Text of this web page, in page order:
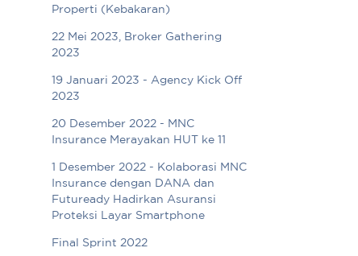
Properti (Kebakaran)
22 Mei 2023, Broker Gathering
2023
19 Januari 2023 - Agency Kick Off
2023
20 Desember 2022 - MNC
Insurance Merayakan HUT ke 11
1 Desember 2022 - Kolaborasi MNC
Insurance dengan DANA dan
Futuready Hadirkan Asuransi
Proteksi Layar Smartphone
Final Sprint 2022